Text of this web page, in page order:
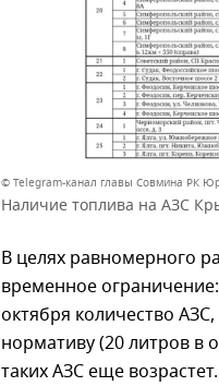
© Telegram-канал главы Совмина РК
Наличие топлива на АЗС
В целях равномерного
временное ограничение:
октября количество
нормативу (20 литров в
таких АЗС еще возрастет.